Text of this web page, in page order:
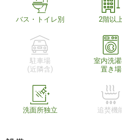
バス・トイレ別 2階以
駐車場
(近隣含)
室内洗
置き場
洗面所独立 追焚機